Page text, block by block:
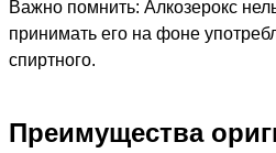
Важно помнить: Алкозерокс
принимать его на фоне
спиртного.
Преимущества